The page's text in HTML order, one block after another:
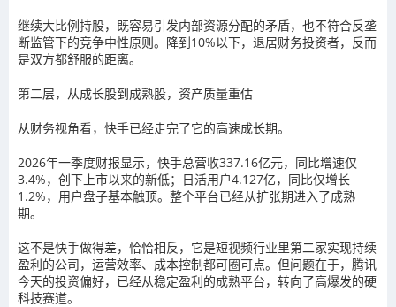
继续大比例持股，既容易引发内部资源分配的矛盾，也不符合反垄
断监管下的竞争中性原则。降到10%以下，退居财务投资者，反而
是双方都舒服的距离。
第二层，从成长股到成熟股，资产质量重估
从财务视角看，快手已经走完了它的高速成长期。
2026年一季度财报显示，快手总营收337.16亿元，同比增速仅
3.4%，创下上市以来的新低；日活用户4.127亿，同比仅增长
1.2%，用户盘子基本触顶。整个平台已经从扩张期进入了成熟
期。
这不是快手做得差，恰恰相反，它是短视频行业里第二家实现持续
盈利的公司，运营效率、成本控制都可圈可点。但问题在于，腾讯
今天的投资偏好，已经从稳定盈利的成熟平台，转向了高爆发的硬
科技赛道。